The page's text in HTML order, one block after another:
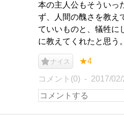
本の主人公もそういっ
ず、人間の醜さを教え
ていいものと、犠牲に
に教えてくれたと思う。
ナイス ★4
コメント(0) 2017/02/